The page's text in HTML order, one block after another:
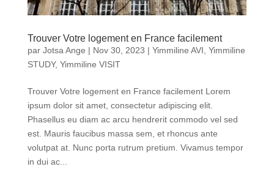
Trouver Votre logement en France facilement
par Jotsa Ange | Nov 30, 2023 | Yimmiline AVI Yimmiline
STUDY, Yimmiline VISIT
Trouver Votre logement en France facilement Lorem
ipsum dolor sit amet, consectetur adipiscing elit.
Phasellus eu diam ac arcu hendrerit commodo vel sed
est. Mauris faucibus massa sem, et rhoncus ante
volutpat at. Nunc porta rutrum pretium. Vivamus tempor
in dui ac...